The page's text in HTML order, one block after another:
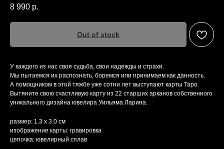
8 990 р.
Out of stock
У каждого из нас своя судьба, свои надежды и страхи.
Мы пытаемся их распознать, боремся или принимаем как данность.
А помощником в этой тяжбе уже сотни лет выступают карты Таро.
Вытяните свою счастливую карту из 22 старших арканов собственного
уникального дизайна ювелира Уильяма Ларина.
размер: 1.3 х 3.0 см
изображение карты: гравировка
цепочка: ювелирный сплав